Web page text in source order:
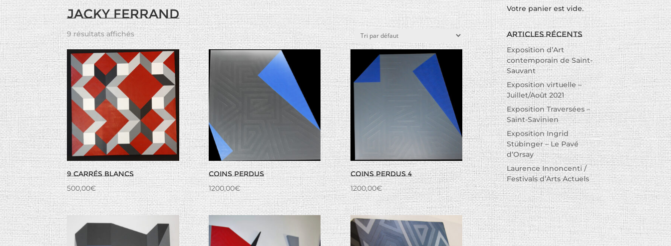
Jacky Ferrand
9 résultats affichés
9 carrés blancs
500,00€
Coins perdus
1200,00€
Coins perdus 4
1200,00€
Votre panier est vide.
Articles récents
Exposition d’Art
contemporain de Saint-
Sauvant
Exposition virtuelle –
Juillet/Août 2021
Exposition Traversées –
Saint-Savinien
Exposition Ingrid
Stübinger – Le Pavé
d’Orsay
Laurence Innoncenti /
Festivals d’Arts Actuels